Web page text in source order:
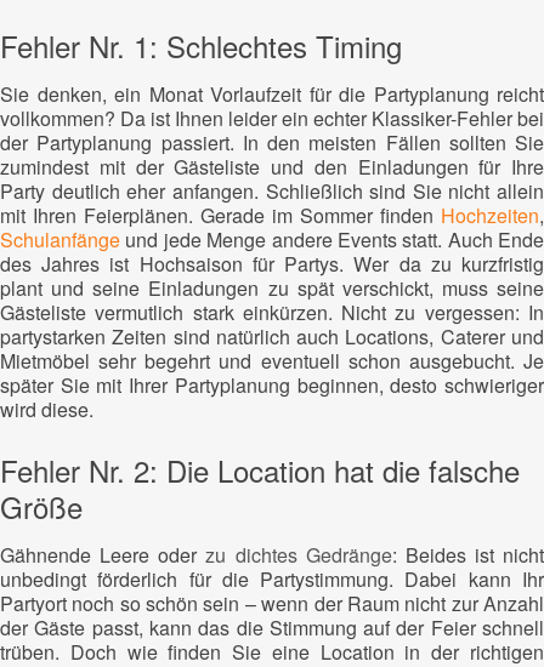
Fehler Nr. 1: Schlechtes Timing
Sie denken, ein Monat Vorlaufzeit für die Partyplanung reicht
vollkommen? Da ist Ihnen leider ein echter Klassiker-Fehler bei
der Partyplanung passiert. In den meisten Fällen sollten Sie
zumindest mit der Gästeliste und den Einladungen für Ihre
Party deutlich eher anfangen. Schließlich sind Sie nicht allein
mit Ihren Feierplänen. Gerade im Sommer finden Hochzeiten,
Schulanfänge und jede Menge andere Events statt. Auch Ende
des Jahres ist Hochsaison für Partys. Wer da zu kurzfristig
plant und seine Einladungen zu spät verschickt, muss seine
Gästeliste vermutlich stark einkürzen. Nicht zu vergessen: In
partystarken Zeiten sind natürlich auch Locations, Caterer und
Mietmöbel sehr begehrt und eventuell schon ausgebucht. Je
später Sie mit Ihrer Partyplanung beginnen, desto schwieriger
wird diese.
Fehler Nr. 2: Die Location hat die falsche
Größe
Gähnende Leere oderzu dichtes Gedränge: Beides ist nicht
unbedingt förderlich für die Partystimmung. Dabei kann Ihr
Partyort noch so schön sein – wenn der Raum nicht zur Anzahl
der Gäste passt, kann das die Stimmung auf der Feier schnell
trüben. Doch wie finden Sie eine Location in der richtigen